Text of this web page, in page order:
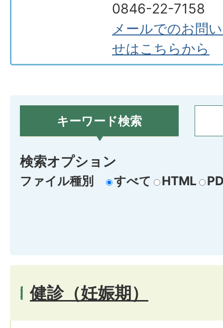
0846-22-7158
メールでのお問
せはこちらから
キーワード検索
検索オプション
ファイル種別 すべて HTML
健診（妊娠期）